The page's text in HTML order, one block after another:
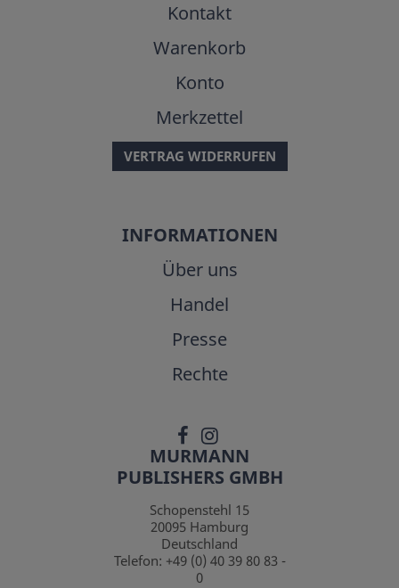
Kontakt
Warenkorb
Konto
Merkzettel
VERTRAG WIDERRUFEN
INFORMATIONEN
Über uns
Handel
Presse
Rechte
MURMANN
PUBLISHERS GMBH
Schopenstehl 15
20095 Hamburg
Deutschland
Telefon: +49 (0) 40 39 80 83 -
0